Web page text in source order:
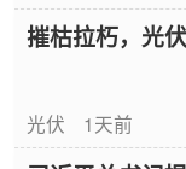
摧枯拉朽，光
光伏 1天前